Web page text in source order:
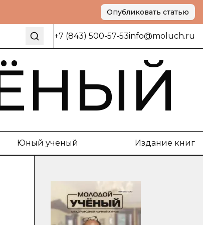
Опубликовать статью
+7 (843) 500-57-53info@moluch.ru
Юный ученый Издание книг